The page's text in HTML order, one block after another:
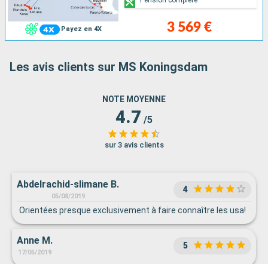
Payez en 4X 3 569 €
Les avis clients sur MS Koningsdam
NOTE MOYENNE
4.7 /5
sur 3 avis clients
Abdelrachid-slimane B.
05/08/2019
4
Orientées presque exclusivement à faire connaître les usa!
Anne M.
17/05/2019
5